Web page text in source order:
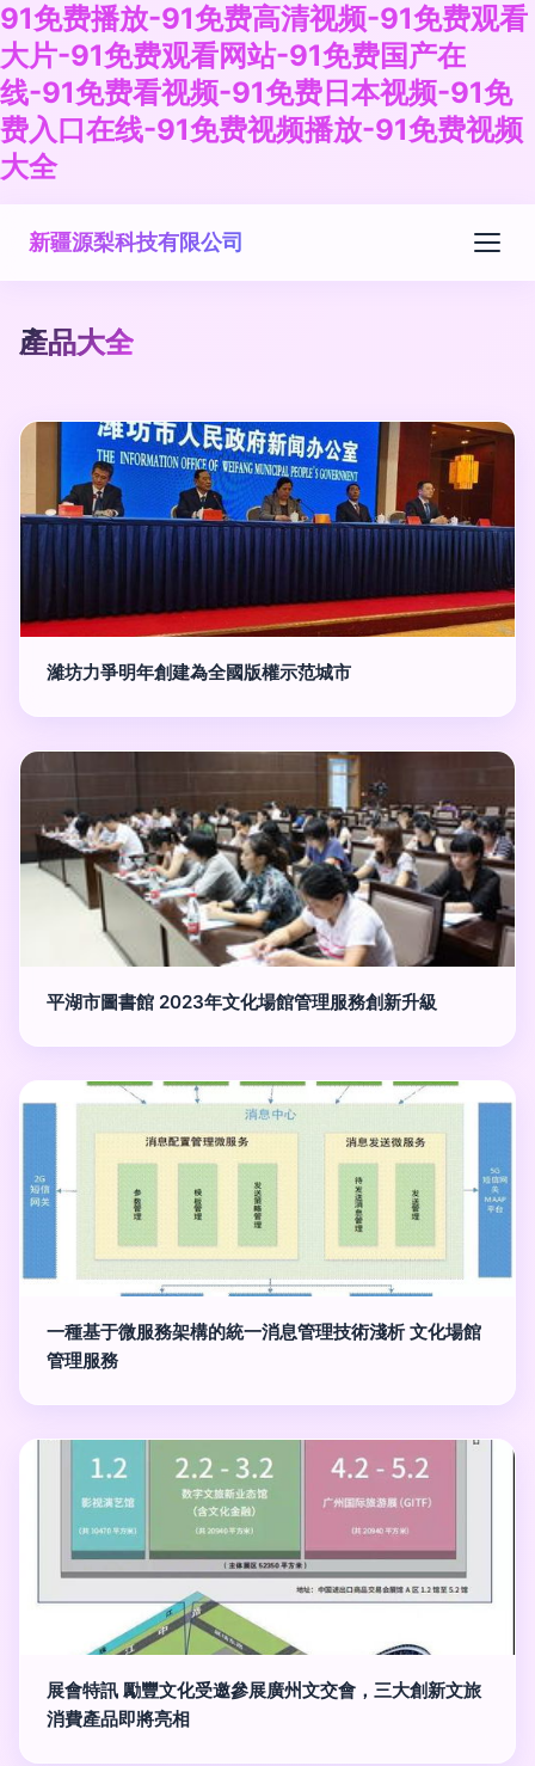
91免费播放-91免费高清视频-91免费观看
大片-91免费观看网站-91免费国产在
线-91免费看视频-91免费日本视频-91免
费入口在线-91免费视频播放-91免费视频
大全
新疆源梨科技有限公司
產品大全
濰坊力爭明年創建為全國版權示范城市
平湖市圖書館 2023年文化場館管理服務創新升級
一種基于微服務架構的統一消息管理技術淺析 文化場館
管理服務
展會特訊 勵豐文化受邀參展廣州文交會，三大創新文旅
消費產品即將亮相